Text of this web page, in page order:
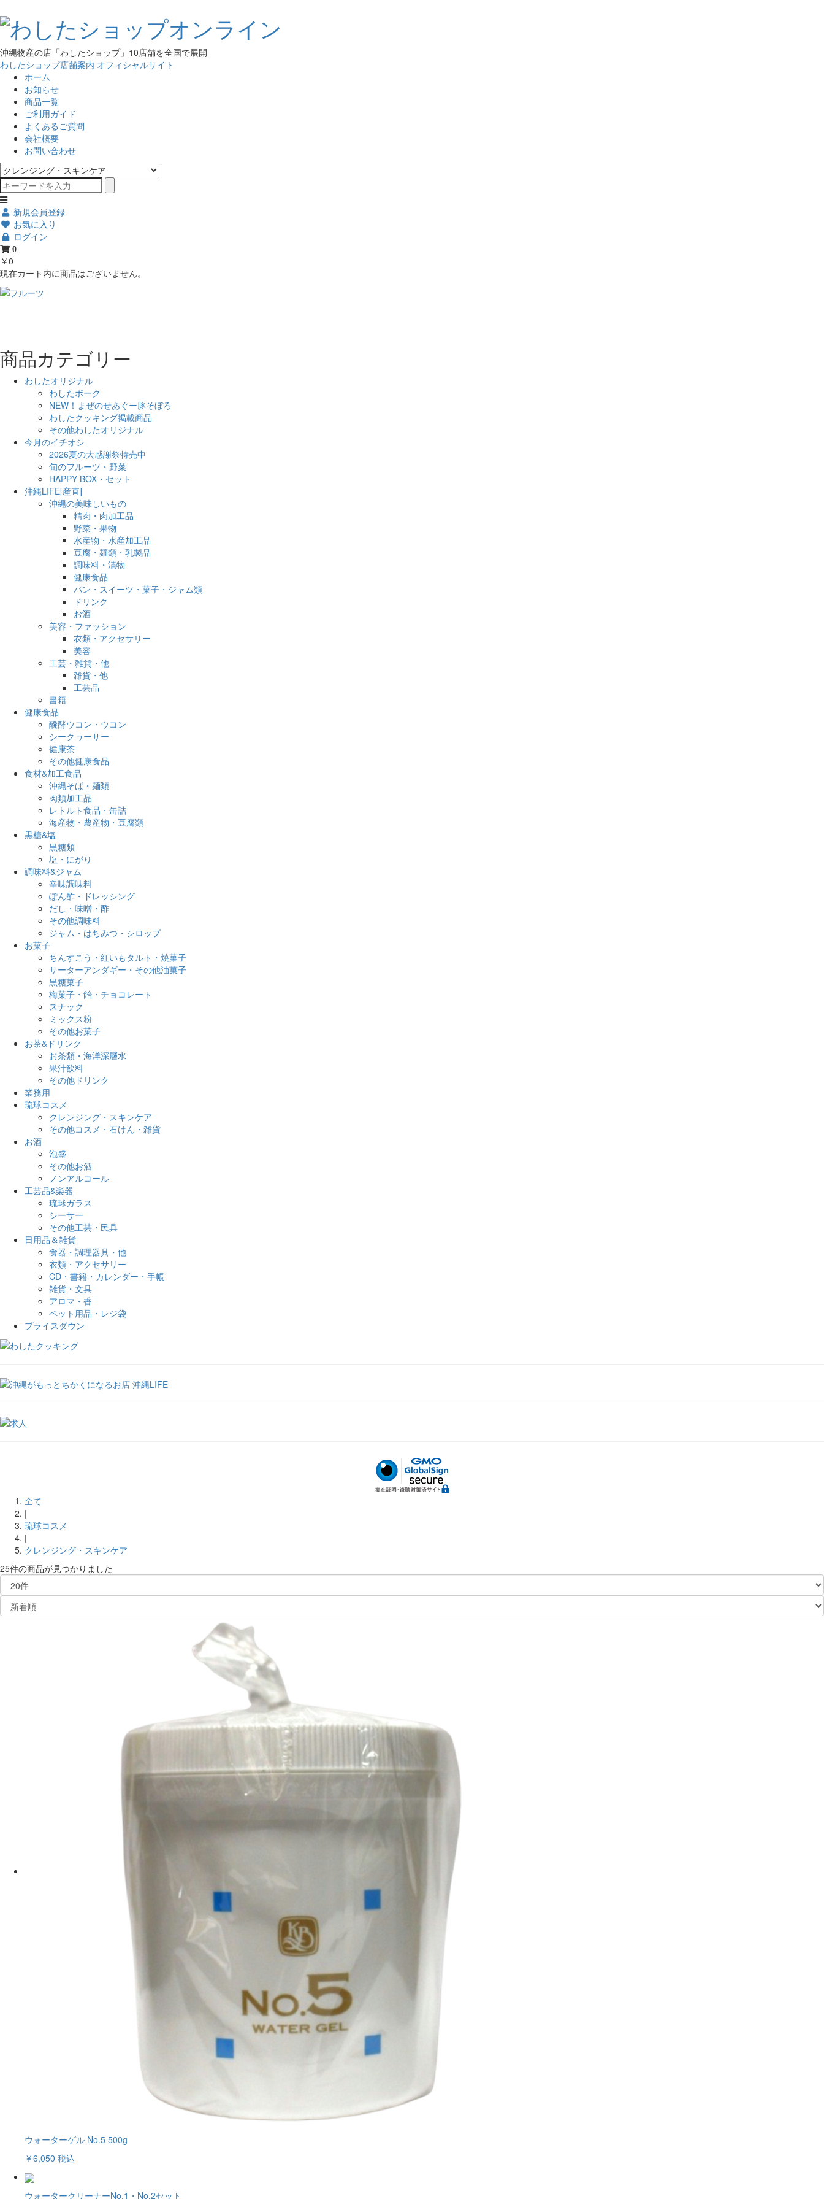
沖縄物産の店「わしたショップ」10店舗を全国で展開
わしたショップ店舗案内 オフィシャルサイト
ホーム
お知らせ
商品一覧
ご利用ガイド
よくあるご質問
会社概要
お問い合わせ
新規会員登録
お気に入り
ログイン
0
￥0
現在カート内に商品はございません。
商品カテゴリー
わしたオリジナル
わしたポーク
NEW！まぜのせあぐー豚そぼろ
わしたクッキング掲載商品
その他わしたオリジナル
今月のイチオシ
2026夏の大感謝祭特売中
旬のフルーツ・野菜
HAPPY BOX・セット
沖縄LIFE[産直]
沖縄の美味しいもの
精肉・肉加工品
野菜・果物
水産物・水産加工品
豆腐・麺類・乳製品
調味料・漬物
健康食品
パン・スイーツ・菓子・ジャム類
ドリンク
お酒
美容・ファッション
衣類・アクセサリー
美容
工芸・雑貨・他
雑貨・他
工芸品
書籍
健康食品
醗酵ウコン・ウコン
シークヮーサー
健康茶
その他健康食品
食材&加工食品
沖縄そば・麺類
肉類加工品
レトルト食品・缶詰
海産物・農産物・豆腐類
黒糖&塩
黒糖類
塩・にがり
調味料&ジャム
辛味調味料
ぽん酢・ドレッシング
だし・味噌・酢
その他調味料
ジャム・はちみつ・シロップ
お菓子
ちんすこう・紅いもタルト・焼菓子
サーターアンダギー・その他油菓子
黒糖菓子
梅菓子・飴・チョコレート
スナック
ミックス粉
その他お菓子
お茶&ドリンク
お茶類・海洋深層水
果汁飲料
その他ドリンク
業務用
琉球コスメ
クレンジング・スキンケア
その他コスメ・石けん・雑貨
お酒
泡盛
その他お酒
ノンアルコール
工芸品&楽器
琉球ガラス
シーサー
その他工芸・民具
日用品＆雑貨
食器・調理器具・他
衣類・アクセサリー
CD・書籍・カレンダー・手帳
雑貨・文具
アロマ・香
ペット用品・レジ袋
プライスダウン
全て
|
琉球コスメ
|
クレンジング・スキンケア
25件の商品が見つかりました
ウォーターゲル No.5 500g
￥6,050 税込
ウォータークリーナーNo.1・No.2セット